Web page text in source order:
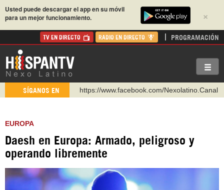
×
Usted puede descargar el app en su móvil
para un mejor funcionamiento.
TV EN DIRECTO RADIO EN DIRECTO PROGRAMACIÓN
SÍGANOS EN
https://www.facebook.com/Nexolatino.Canal
https://t.me/hispantvcanal
https://urmedium.com/c/hispantv
Instagram como: hispan_tv
EUROPA
Daesh en Europa: Armado, peligroso y
operando libremente